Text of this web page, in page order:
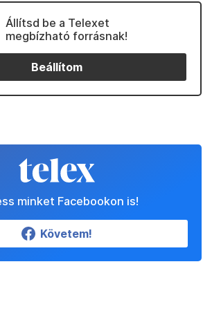
Állítsd be a Telexet
megbízható forrásnak!
Beállítom
minket Facebookon is!
Követem!